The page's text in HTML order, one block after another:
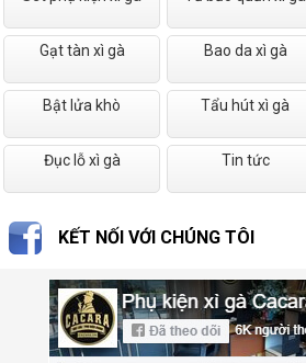
Gạt tàn xì gà Bao da xì gà
Bật lửa khò Tẩu hút xì gà
Đục lỗ xì gà Tin tức
KẾT NỐI VỚI CHÚNG TÔI